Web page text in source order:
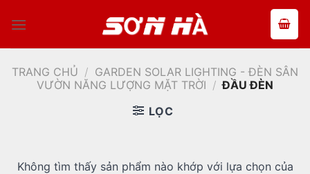
qua
TRANG CHỦ / GARDEN SOLAR LIGHTING - ĐÈN SÂN
VƯỜN NĂNG LƯỢNG MẶT TRỜI / ĐẦU ĐÈN
LỌC
Không tìm thấy sản phẩm nào khớp với lựa chọn của